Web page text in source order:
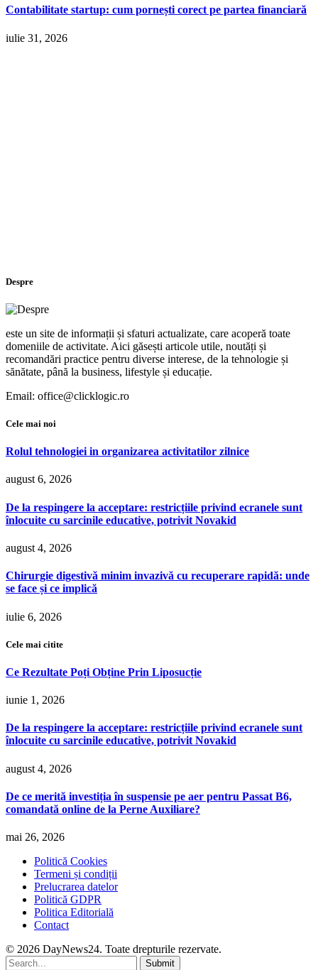
Contabilitate startup: cum pornești corect pe partea financiară
iulie 31, 2026
Despre
este un site de informații și sfaturi actualizate, care acoperă toate
domeniile de activitate. Aici găsești articole utile, noutăți și
recomandări practice pentru diverse interese, de la tehnologie și
sănătate, până la business, lifestyle și educație.
Email: office@clicklogic.ro
Cele mai noi
Rolul tehnologiei in organizarea activitatilor zilnice
august 6, 2026
De la respingere la acceptare: restricțiile privind ecranele sunt
înlocuite cu sarcinile educative, potrivit Novakid
august 4, 2026
Chirurgie digestivă minim invazivă cu recuperare rapidă: unde
se face și ce implică
iulie 6, 2026
Cele mai citite
Ce Rezultate Poți Obține Prin Liposucție
iunie 1, 2026
De la respingere la acceptare: restricțiile privind ecranele sunt
înlocuite cu sarcinile educative, potrivit Novakid
august 4, 2026
De ce merită investiția în suspensie pe aer pentru Passat B6,
comandată online de la Perne Auxiliare?
mai 26, 2026
Politică Cookies
Termeni și condiții
Prelucrarea datelor
Politică GDPR
Politica Editorială
Contact
© 2026 DayNews24. Toate drepturile rezervate.
Submit